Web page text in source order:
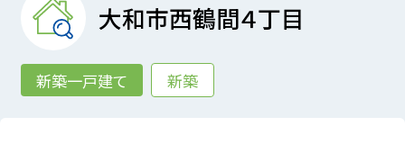
大和市西鶴間４丁目
新築一戸建て 新築